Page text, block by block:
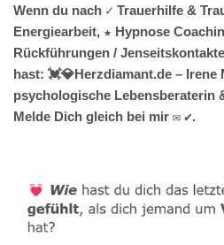
Wenn du nach ✓ Trauerhilfe &
Energiearbeit, ★ Hypnose
Rückführungen /
hast: 💓️💎Herzdiamant.de –
psychologische Lebensberaterin
Melde Dich gleich bei mir ✉ ✔.